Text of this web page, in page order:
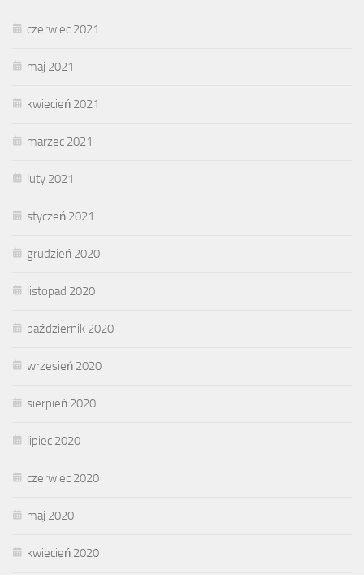
czerwiec 2021
maj 2021
kwiecień 2021
marzec 2021
luty 2021
styczeń 2021
grudzień 2020
listopad 2020
październik 2020
wrzesień 2020
sierpień 2020
lipiec 2020
czerwiec 2020
maj 2020
kwiecień 2020